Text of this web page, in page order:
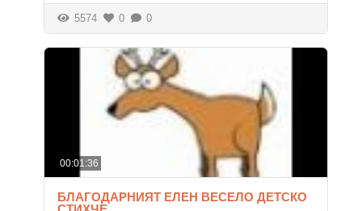
5574 0 0
00:01:36
БЛАГОДАРНИЯТ ЕЛЕН ВЕСЕЛО ДЕТСКО